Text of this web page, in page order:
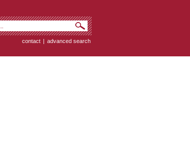
contact | advanced search